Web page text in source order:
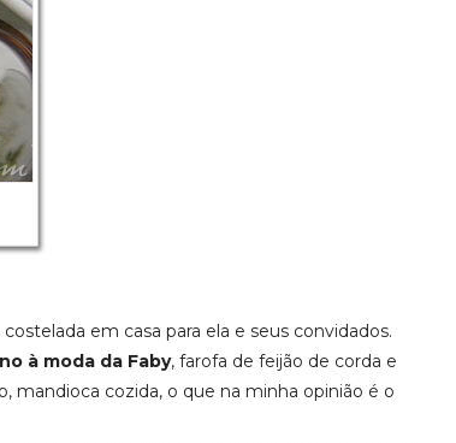
em casa para ela e seus convidados.
à moda da Faby, farofa de feijão de corda e
mandioca cozida, o que na minha opinião é o